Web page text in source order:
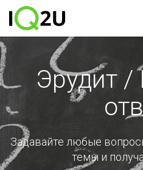
Эрудит /
Задавайте любые
темы и